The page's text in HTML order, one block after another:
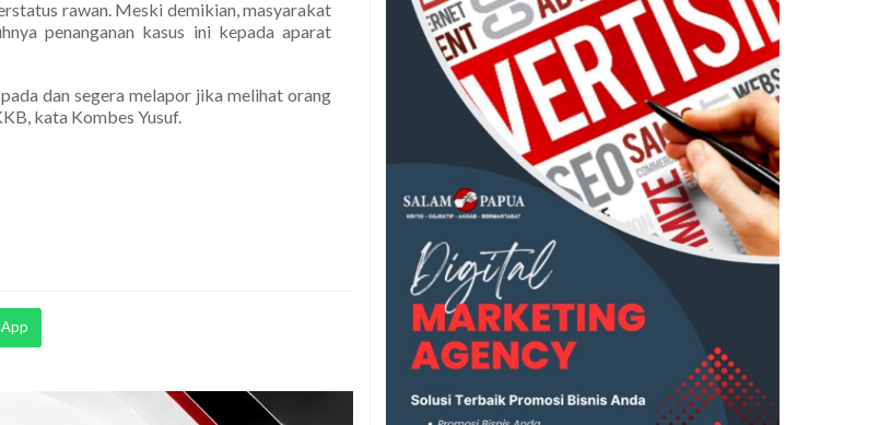
rawan. Meski demikian, masyarakat
penanganan kasus ini kepada aparat
dan segera melapor jika melihat orang
kata Kombes Yusuf.